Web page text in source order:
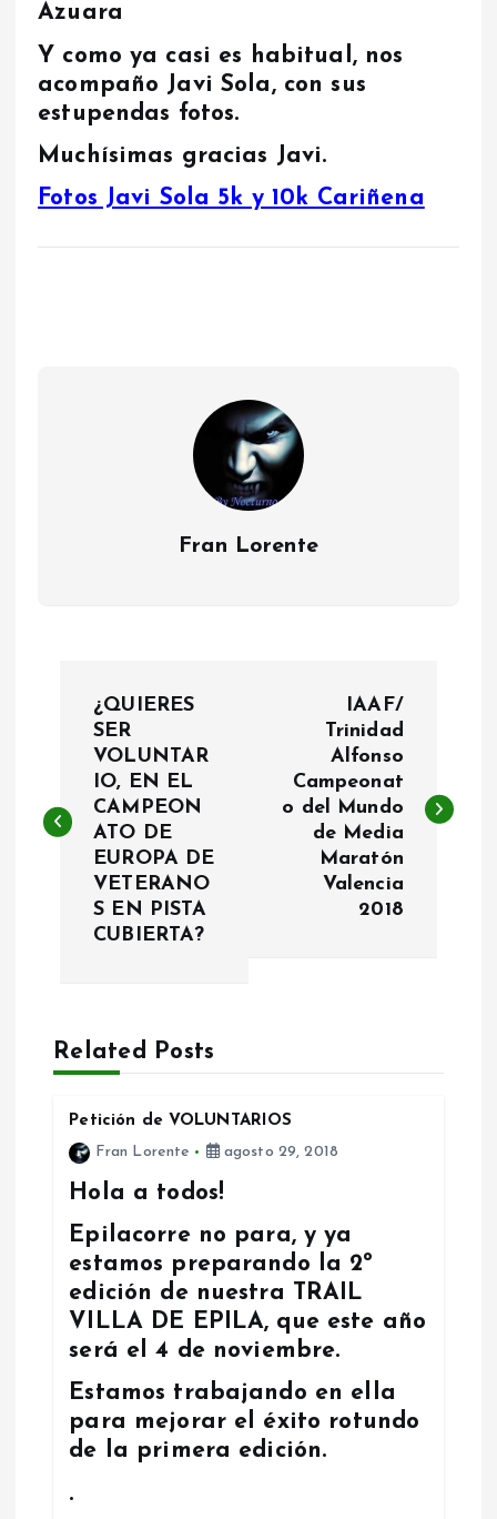
Azuara
Y como ya casi es habitual, nos
acompaño Javi Sola, con sus
estupendas fotos.
Muchísimas gracias Javi.
Fotos Javi Sola 5k y 10k Cariñena
Fran Lorente
v
e
¿QUIERES
SER
VOLUNTAR
IO, EN EL
CAMPEON
ATO DE
EUROPA DE
VETERANO
S EN PISTA
CUBIERTA?
IAAF/
Trinidad
Alfonso
Campeonat
o del Mundo
de Media
Maratón
Valencia
2018
Related Posts
Petición de VOLUNTARIOS
Fran Lorente
agosto 29, 2018
Hola a todos!
Epilacorre no para, y ya
estamos preparando la 2º
edición de nuestra TRAIL
VILLA DE EPILA, que este año
será el 4 de noviembre.
Estamos trabajando en ella
para mejorar el éxito rotundo
de la primera edición.
.